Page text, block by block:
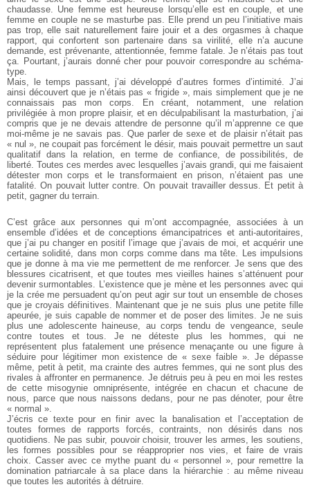
chaudasse. Une femme est heureuse lorsqu’elle est en couple,
et une
femme en couple ne se masturbe pas. Elle prend un peu l’initiative mais
pas trop, elle sait naturellement faire jouir et a des orgasmes à chaque
rapport, qui confortent son partenaire dans sa virilité, ellen’a aucune
demande, est prévenante, attentionnée, femme fatale. Je n’étais pas tout
ça. Pourtant, j’aurais donné cher pour pouvoir correspondreau schéma-
type.
Mais, le temps passant, j’ai développé d’autres formes d’intimité.
J’ai
ainsi découvert que je n’étais pas « frigide », mais simplementque je ne
connaissais pas mon corps. En créant, notamment, une relation
privilégiée à mon propre plaisir, et en déculpabilisant la masturbation,
j’ai
compris que je ne devais attendre de personne qu’il m’apprenne ce que
moi-même je ne savais pas. Que parler de sexe et deplaisir n’était pas
« nul », ne coupait pas forcément le désir, mais pouvaitpermettre un saut
qualitatif dans la relation, en terme de confiance,
de possibilités, de
liberté. Toutes ces merdes avec lesquelles j’avais grandi, qui me faisaient
détester mon corps et le transformaient en prison,
n’étaient pas une
fatalité. On pouvait lutter contre. On pouvait travaillerdessus. Et petit à
petit, gagner du terrain.
C’est grâce aux personnes qui m’ont accompagnée, associées à un
ensemble d’idées et de conceptions émancipatrices et anti-autoritaires,
que j’ai pu changer en positif l’image que j’avais de moi, et acquérirune
certaine solidité, dans mon corps comme dans ma tête. Les impulsions
que je donne à ma vie me permettent de me renforcer. Je sens que des
blessures cicatrisent, et que toutes mes vieilles haines s’atténuent pour
devenir surmontables. L’existence que je mène et les personnes avec qui
je la crée me persuadent qu’on peut agir sur tout un ensemble de choses
que je croyais définitives. Maintenant que je ne suis plus une petite fille
apeurée, je suis capable de nommer et deposer des limites. Je ne suis
plus une adolescente haineuse, au corps tendu de vengeance, seule
contre toutes et tous. Je ne déteste plus les hommes, qui ne
représentent plus fatalement une présence menaçanteou une figure à
séduire pour légitimer mon existence de « sexe faible ».
Je dépasse
même, petit à petit, ma crainte des autres femmes, qui nesont plus des
rivales à affronter en permanence. Je détruis peu à peuen moi les restes
de cette misogynie omniprésente, intégrée en chacun et chacune de
nous, parce que nous naissons dedans, pour ne pas dénoter, pour être
« normal ».
J’écris ce texte pour en finir avec la banalisation et l’acceptationde
toutes formes de rapports forcés, contraints, non désirés dans nos
quotidiens. Ne pas subir, pouvoir choisir, trouver les armes, les soutiens,
les formes possibles pour se réapproprier nos vies, et faire de vrais
choix. Casser avec ce mythe puant du « personnel », pour remettre la
domination patriarcale à sa place dans la hiérarchie : aumême niveau
que toutes les autorités à détruire.